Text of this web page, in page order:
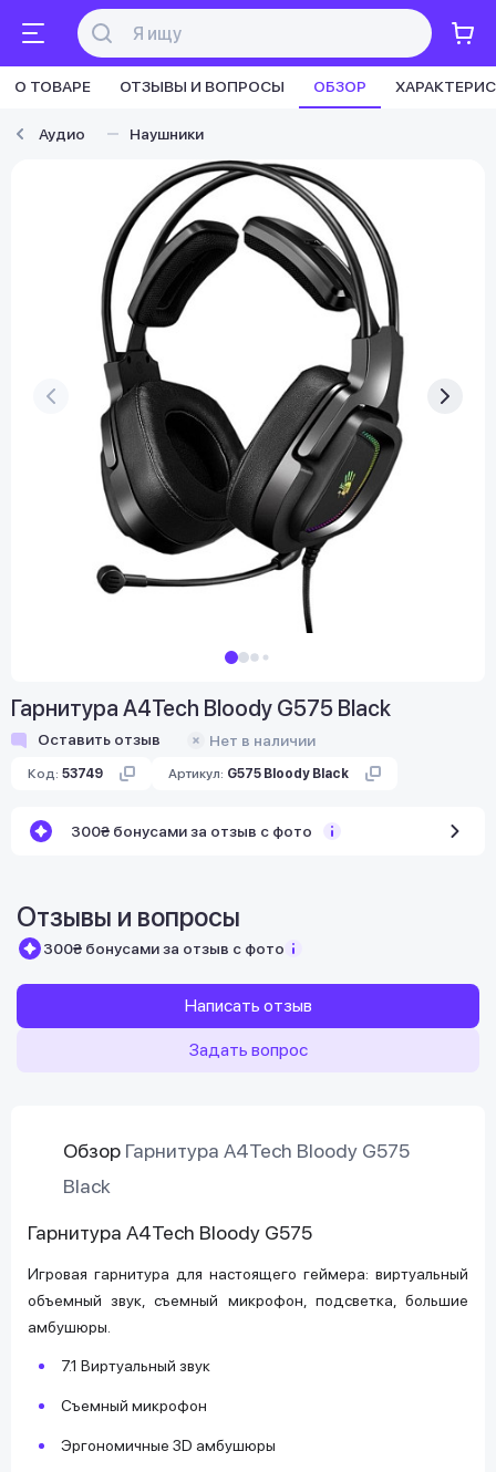
О ТОВАРЕ ОТЗЫВЫ И ВОПРОСЫ ОБЗОР
Аудио Наушники
Гарнитура A4Tech Bloody G575 Black
Оставить отзыв Нет в наличии
Код: 53749 Артикул: G575 Bloody Black
300₴ бонусами за отзыв с фото
Отзывы и вопросы
300₴ бонусами за отзыв с фото
Написать отзыв
Задать вопрос
Обзор Гарнитура A4Tech Bloody G575
Black
Гарнитура A4Tech Bloody G575
Игровая гарнитура для настоящего геймера: виртуальный
объемный звук, съемный микрофон, подсветка, большие
амбушюры.
7.1 Виртуальный звук
Съемный микрофон
Эргономичные 3D амбушюры